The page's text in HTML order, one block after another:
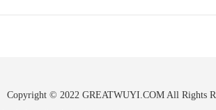
Copyright © 2022 GREATWUYI.COM All Rights